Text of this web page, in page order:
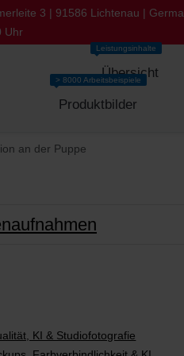
3 | 91586 Lichtenau |
Uhr
Übersicht
Leistungsinhalte
Produktbilder
> 8000 Arbeitsbeispiele
an der Puppe
KI & Studiofotografie